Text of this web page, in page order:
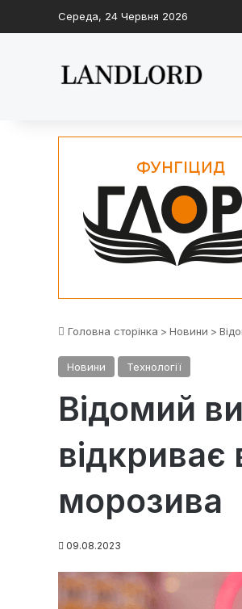
Середа, 24 Червня 2026
Головна сторінка > Новини >
Новини Технології
Відомий
відкриває
морозива
09.08.2023